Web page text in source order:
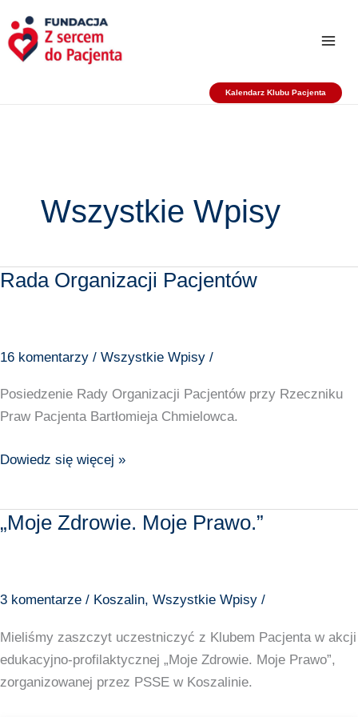
do
treści
Kalendarz Klubu Pacjenta
Wszystkie Wpisy
Rada Organizacji Pacjentów
16 komentarzy / Wszystkie Wpisy /
Posiedzenie Rady Organizacji Pacjentów przy Rzeczniku
Praw Pacjenta Bartłomieja Chmielowca.
Rada
Dowiedz się więcej »
„Moje Zdrowie. Moje Prawo.”
3 komentarze / Koszalin, Wszystkie Wpisy /
Mieliśmy zaszczyt uczestniczyć z Klubem Pacjenta w akcji
edukacyjno-profilaktycznej „Moje Zdrowie. Moje Prawo”,
zorganizowanej przez PSSE w Koszalinie.
„Moje